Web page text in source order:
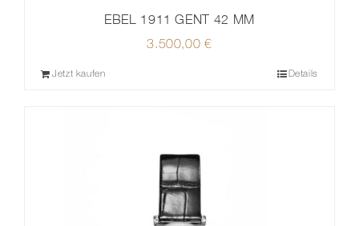
EBEL 1911 GENT 42 MM
3.500,00€
Jetzt kaufen Details